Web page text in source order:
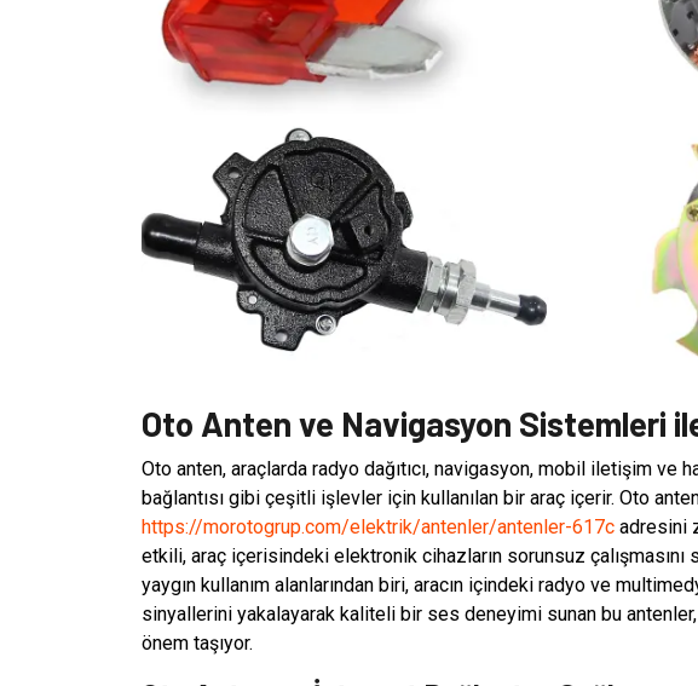
Oto Anten ve Navigasyon Sistemleri
Oto anten, araçlarda radyo dağıtıcı, navigasyon, mobil iletişim ve
bağlantısı gibi çeşitli işlevler için kullanılan bir araç içerir. Oto
https://morotogrup.com/elektrik/antenler/antenler-617c adresini
etkili, araç içerisindeki elektronik cihazların sorunsuz çalışmasını
yaygın kullanım alanlarından biri, aracın içindeki radyo ve
sinyallerini yakalayarak kaliteli bir ses deneyimi sunan bu
önem taşıyor.